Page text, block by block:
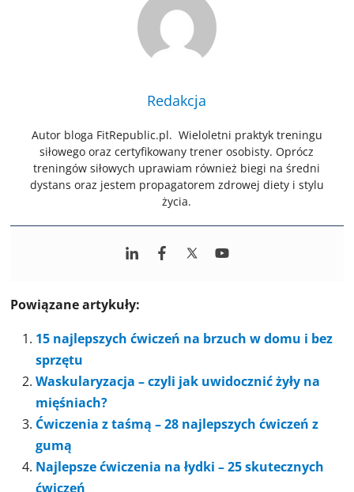
Redakcja
Autor bloga FitRepublic.pl. Wieloletni praktyk treningu
siłowego oraz certyfikowany trener osobisty. Oprócz
treningów siłowych uprawiam również biegi na średni
dystans oraz jestem propagatorem zdrowej diety i stylu
życia.
Powiązane artykuły:
15 najlepszych ćwiczeń na brzuch w domu i bez
sprzętu
Waskularyzacja – czyli jak uwidocznić żyły na
mięśniach?
Ćwiczenia z taśmą – 28 najlepszych ćwiczeń z
gumą
Najlepsze ćwiczenia na łydki – 25 skutecznych
ćwiczeń